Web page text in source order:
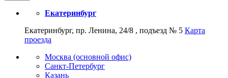
Екатеринбург
Екатеринбург, пр. Ленина, 24/8 , подъезд № 5 Карта
проезда
Москва (основной офис)
Санкт-Петербург
Казань